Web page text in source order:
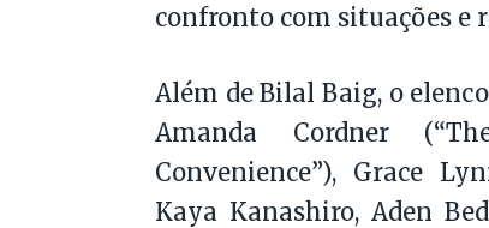
confronto com situações e
Além de Bilal Baig, o
Amanda Cordner
Convenience”), Grace
Kaya Kanashiro, Aden